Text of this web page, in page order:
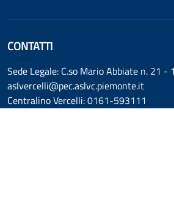
CONTATTI
Sede Legale: C.so Mario Abbiate n. 21
aslvercelli@pec.aslvc.piemonte.it
Centralino Vercelli: 0161-593111